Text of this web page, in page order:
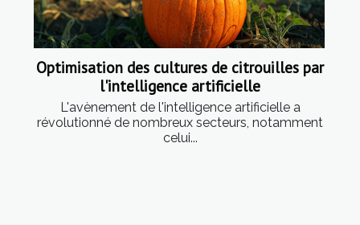
Optimisation des cultures de citrouilles par
l'intelligence artificielle
L'avènement de l'intelligence artificielle a
révolutionné de nombreux secteurs, notamment
celui...